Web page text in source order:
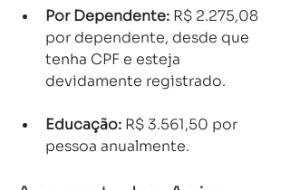
Por Dependente: R$ 2.275,08
por dependente, desde que
tenha CPF e esteja
devidamente registrado.
Educação: R$ 3.561,50 por
pessoa anualmente.